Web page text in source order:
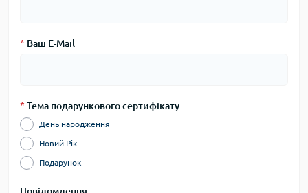
* Ваш E-Mail
* Тема подарункового сертифікату
День народження
Новий Рік
Подарунок